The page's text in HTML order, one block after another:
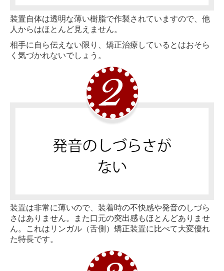
装置自体は透明な薄い樹脂で作製されていますので、他
人からはほとんど見えません。
相手に自ら伝えない限り、矯正治療しているとはおそら
く気づかれないでしょう。
装置は非常に薄いので、装着時の不快感や発音のしづら
さはありません。また口元の突出感もほとんどありませ
ん。これはリンガル（舌側）矯正装置に比べて大変優れ
た特長です。